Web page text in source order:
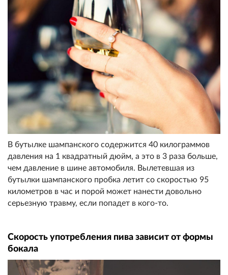
В бутылке шампанского содержится 40 килограммов
давления на 1 квадратный дюйм, а это в 3 раза больше,
чем давление в шине автомобиля. Вылетевшая из
бутылки шампанского пробка летит со скоростью 95
километров в час и порой может нанести довольно
серьезную травму, если попадет в кого-то.
Скорость употребления пива зависит от формы
бокала